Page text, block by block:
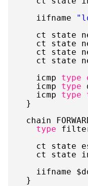
iifname
ct state
ct state
ct state
ct state
icmp type
icmp type
icmp type
}
chain
type
filter
ct state
ct state
iifname
}